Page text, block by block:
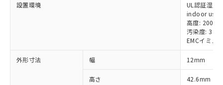
設置環境
UL認証湿度
indoor use
高度:
汚染度: 3
EMCイミュ
外形寸法 幅 12mm
高さ 42.6mm
以下の条件をお読みいただき、同意のうえ
商品です。
対応予定なし：EU RoHS指令（10物質）の
非含有に非対応の商品で、対応品を出す予